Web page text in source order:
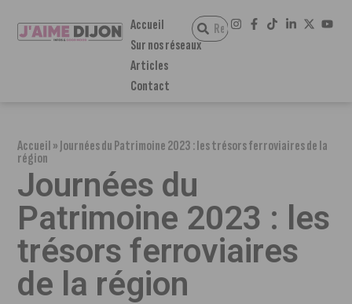
Accueil
Sur nos réseaux
Articles
Contact
Accueil»Journées du Patrimoine 2023 : les trésors ferroviaires de la
région
Journées du
Patrimoine 2023 : les
trésors ferroviaires
de la région